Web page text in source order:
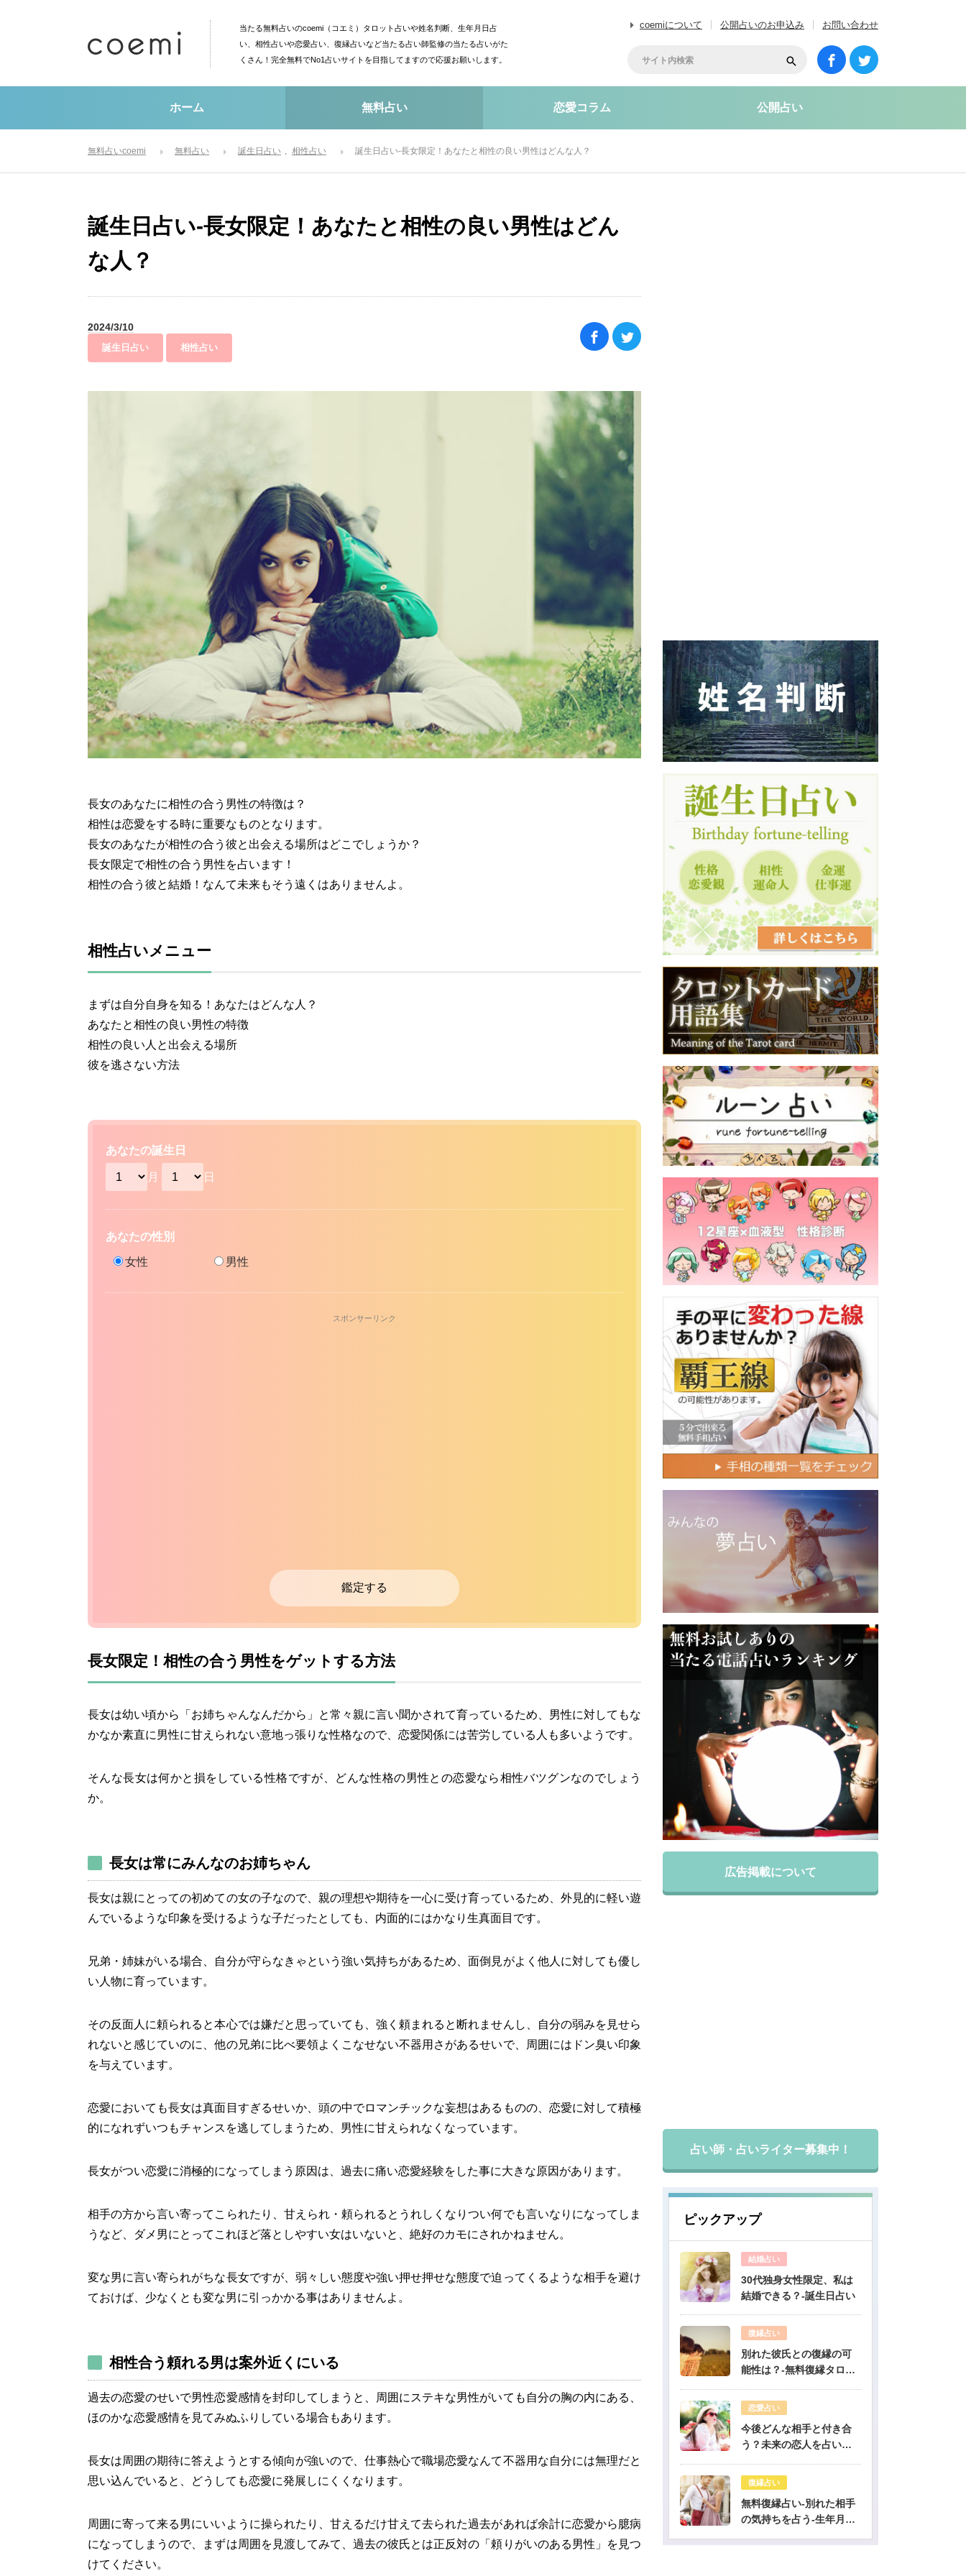
当たる無料占いのcoemi（コエミ）タロット占いや姓名判断、生年月日占
い、相性占いや恋愛占い、復縁占いなど当たる占い師監修の当たる占いがた
くさん！完全無料でNo1占いサイトを目指してますので応援お願いします。
coemiについて 公開占いのお申込み お問い合わせ
ホーム 無料占い 恋愛コラム 公開占い
無料占いcoemi 無料占い 誕生日占い 相性占い 誕生日占い-長女限定！あなたと相性の良い男性はどんな人？
誕生日占い-長女限定！あなたと相性の良い男性はどん
な人？
2024/3/10
誕生日占い 相性占い
長女のあなたに相性の合う男性の特徴は？
相性は恋愛をする時に重要なものとなります。
長女のあなたが相性の合う彼と出会える場所はどこでしょうか？
長女限定で相性の合う男性を占います！
相性の合う彼と結婚！なんて未来もそう遠くはありませんよ。
相性占いメニュー
まずは自分自身を知る！あなたはどんな人？
あなたと相性の良い男性の特徴
相性の良い人と出会える場所
彼を逃さない方法
あなたの誕生日
月 日
あなたの性別
女性 男性
スポンサーリンク
鑑定する
長女限定！相性の合う男性をゲットする方法
長女は幼い頃から「お姉ちゃんなんだから」と常々親に言い聞かされて育っているため、男性に対してもな
かなか素直に男性に甘えられない意地っ張りな性格なので、恋愛関係には苦労している人も多いようです。
そんな長女は何かと損をしている性格ですが、どんな性格の男性との恋愛なら相性バツグンなのでしょう
か。
長女は常にみんなのお姉ちゃん
長女は親にとっての初めての女の子なので、親の理想や期待を一心に受け育っているため、外見的に軽い遊
んでいるような印象を受けるような子だったとしても、内面的にはかなり生真面目です。
兄弟・姉妹がいる場合、自分が守らなきゃという強い気持ちがあるため、面倒見がよく他人に対しても優し
い人物に育っています。
その反面人に頼られると本心では嫌だと思っていても、強く頼まれると断れませんし、自分の弱みを見せら
れないと感じていのに、他の兄弟に比べ要領よくこなせない不器用さがあるせいで、周囲にはドン臭い印象
を与えています。
恋愛においても長女は真面目すぎるせいか、頭の中でロマンチックな妄想はあるものの、恋愛に対して積極
的になれずいつもチャンスを逃してしまうため、男性に甘えられなくなっています。
長女がつい恋愛に消極的になってしまう原因は、過去に痛い恋愛経験をした事に大きな原因があります。
相手の方から言い寄ってこられたり、甘えられ・頼られるとうれしくなりつい何でも言いなりになってしま
うなど、ダメ男にとってこれほど落としやすい女はいないと、絶好のカモにされかねません。
変な男に言い寄られがちな長女ですが、弱々しい態度や強い押せ押せな態度で迫ってくるような相手を避け
ておけば、少なくとも変な男に引っかかる事はありませんよ。
相性合う頼れる男は案外近くにいる
過去の恋愛のせいで男性恋愛感情を封印してしまうと、周囲にステキな男性がいても自分の胸の内にある、
ほのかな恋愛感情を見てみぬふりしている場合もあります。
長女は周囲の期待に答えようとする傾向が強いので、仕事熱心で職場恋愛なんて不器用な自分には無理だと
思い込んでいると、どうしても恋愛に発展しにくくなります。
周囲に寄って来る男にいいように操られたり、甘えるだけ甘えて去られた過去があれば余計に恋愛から臆病
になってしまうので、まずは周囲を見渡してみて、過去の彼氏とは正反対の「頼りがいのある男性」を見つ
けてください。
広告掲載について
占い師・占いライター募集中！
ピックアップ
結婚占い
30代独身女性限定、私は
結婚できる？-誕生日占い
復縁占い
別れた彼氏との復縁の可
能性は？-無料復縁タロッ
恋愛占い
今後どんな相手と付き合
う？未来の恋人を占いま
復縁占い
無料復縁占い-別れた相手
の気持ちを占う-生年月日